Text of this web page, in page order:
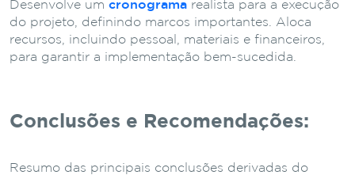
Desenvolve um cronograma realista para a execução
do projeto, definindo marcos importantes. Aloca
recursos, incluindo pessoal, materiais e financeiros,
para garantir a implementação bem-sucedida.
Conclusões e Recomendações:
Resumo das principais conclusões derivadas do